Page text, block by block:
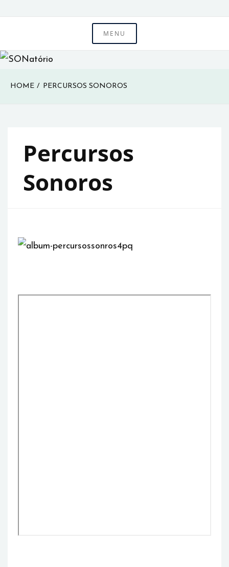
SONatório
MENU
HOME PERCURSOS SONOROS
Percursos
Sonoros